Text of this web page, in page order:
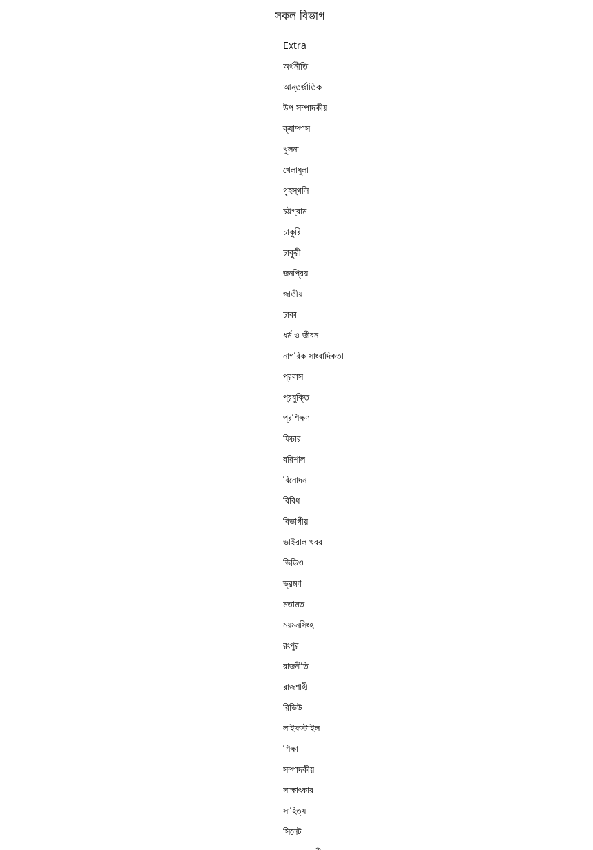
সকল বিভাগ
Extra
অর্থনীতি
আন্তর্জাতিক
উপ সম্পাদকীয়
ক্যাম্পাস
খুলনা
খেলাধুলা
গৃহস্থলি
চট্টগ্রাম
চাকুরি
চাকুরী
জনপ্রিয়
জাতীয়
ঢাকা
ধর্ম ও জীবন
নাগরিক সাংবাদিকতা
প্রবাস
প্রযুক্তি
প্রশিক্ষণ
ফিচার
বরিশাল
বিনোদন
বিবিধ
বিভাগীয়
ভাইরাল খবর
ভিডিও
ভ্রমণ
মতামত
ময়মনসিংহ
রংপুর
রাজনীতি
রাজশাহী
রিভিউ
লাইফস্টাইল
শিক্ষা
সম্পাদকীয়
সাক্ষাৎকার
সাহিত্য
সিলেট